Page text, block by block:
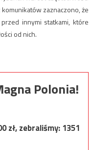
zaznaczono, że
innymi statkami, które
od nich.
Polonia!
zł, zebraliśmy:1351